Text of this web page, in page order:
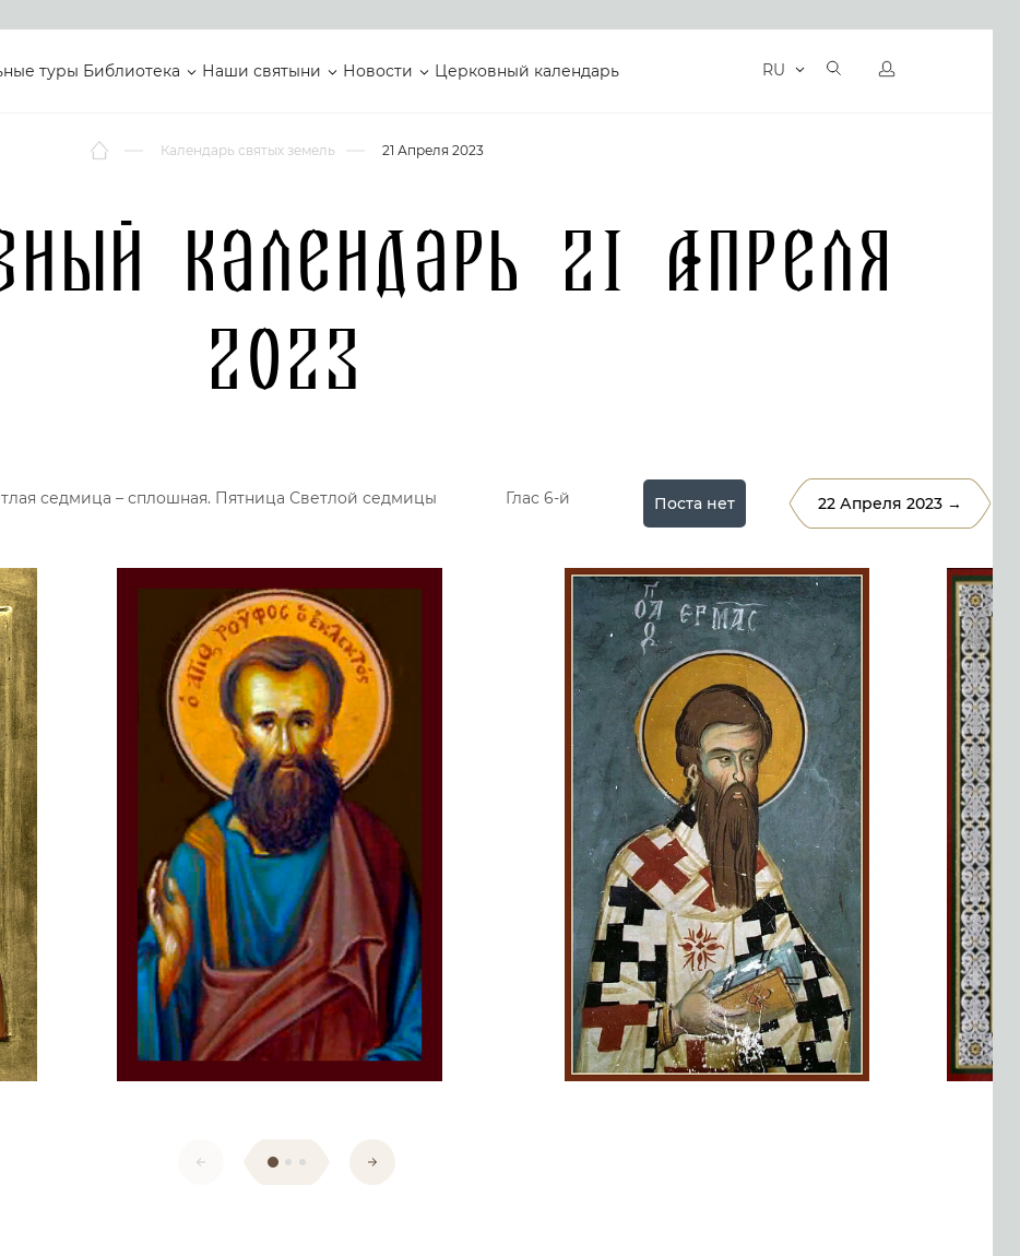
туры Библиотека Наши святыни Новости Церковный календарь RU
Календарь святых земель 21 Апреля 2023
календарь 21 Апреля
2023
седмица – сплошная. Пятница Светлой седмицы Глас 6-й Поста нет 22 Апреля 2023 →